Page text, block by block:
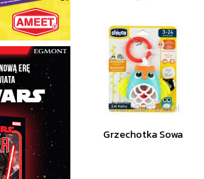
Grzechotka Sowa